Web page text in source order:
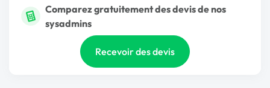
Comparez gratuitement des devis de nos
sysadmins
Recevoir des devis